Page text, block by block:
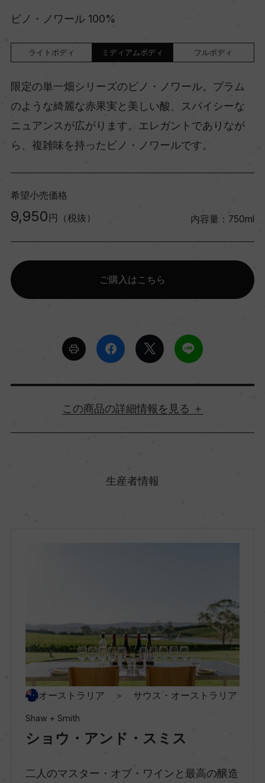
ピノ・ノワール 100%
ライトボディ ミディアムボディ フルボディ
限定の単一畑シリーズのピノ・ノワール。プラム
のような綺麗な赤果実と美しい酸、スパイシーな
ニュアンスが広がります。エレガントでありなが
ら、複雑味を持ったピノ・ノワールです。
希望小売価格
9,950 円（税抜） 内容量：750ml
ご購入はこちら
詳細情報
村名
種類
スティルワイン
ミディアムボディ
生産者情報
オーストラリア ＞ サウス・オーストラリア
Shaw + Smith
ショウ・アンド・スミス
二人のマスター・オブ・ワインと最高の醸造